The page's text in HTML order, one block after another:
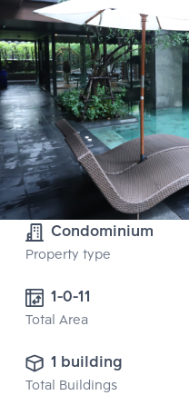
Condominium
Property type
Total Area
1 building
Total Buildings